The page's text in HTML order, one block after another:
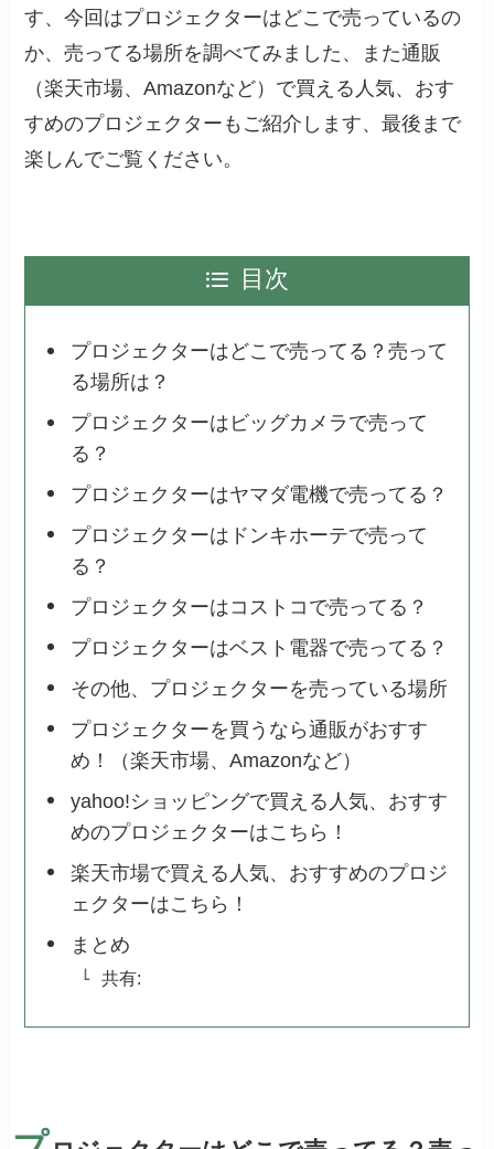
す、今回はプロジェクターはどこで売っているの
か、売ってる場所を調べてみました、また通販
（楽天市場、Amazonなど）で買える人気、おす
すめのプロジェクターもご紹介します、最後まで
楽しんでご覧ください。
目次
プロジェクターはどこで売ってる？売って
る場所は？
プロジェクターはビッグカメラで売って
る？
プロジェクターはヤマダ電機で売ってる？
プロジェクターはドンキホーテで売って
る？
プロジェクターはコストコで売ってる？
プロジェクターはベスト電器で売ってる？
その他、プロジェクターを売っている場所
プロジェクターを買うなら通販がおすす
め！（楽天市場、Amazonなど）
yahoo!ショッピングで買える人気、おすす
めのプロジェクターはこちら！
楽天市場で買える人気、おすすめのプロジ
ェクターはこちら！
まとめ
共有: